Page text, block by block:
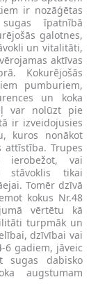
ir nozāģētas
īpatnībā
galotnes,
un vitalitāti,
aktīvas
Kokurējošās
pumburiem,
un koka
var nolūzt pie
ir izveidojusies
kuros nonākot
Trupes
ierobežot, vai
stāvoklis tikai
Tomēr dzīvā
kokus Nr.48
vērtētu kā
turpmāk un
dzīvībai vai
6 gadiem, jāveic
sugas dabisko
augstumam